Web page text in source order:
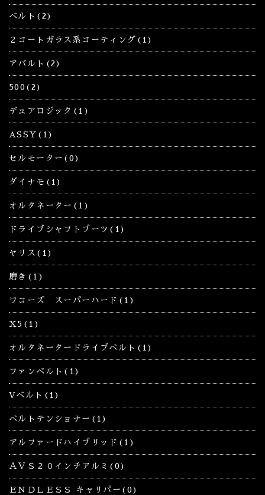
ベルト(2)
２コートガラス系コーティング(1)
アバルト(2)
500(2)
デュアロジック(1)
ASSY(1)
セルモーター(0)
ダイナモ(1)
オルタネーター(1)
ドライブシャフトブーツ(1)
ヤリス(1)
磨き(1)
ワコーズ スーパーハード(1)
X5(1)
オルタネータードライブベルト(1)
ファンベルト(1)
Vベルト(1)
ベルトテンショナー(1)
アルファードハイブリッド(1)
ＡＶＳ２０インチアルミ(0)
ＥＮＤＬＥＳＳ キャリパー(0)